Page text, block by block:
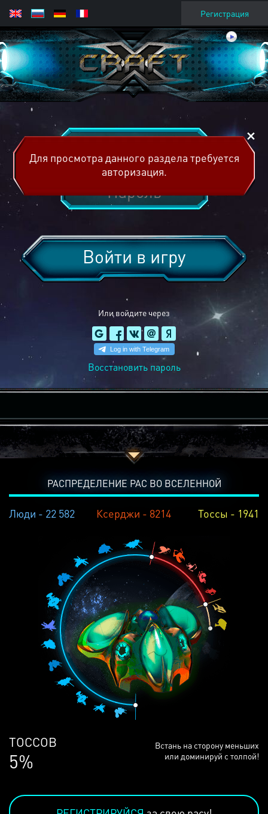
Регистрация
Или войдите через
Войти в игру
Восстановить пароль
Для просмотра данного раздела требуется
авторизация.
РАСПРЕДЕЛЕНИЕ РАС ВО ВСЕЛЕННОЙ
Люди - 22 582 Ксерджи - 8214 Тоссы - 1941
ЛЮДЕЙ
68%
Встань на сторону меньших
или доминируй с толпой!